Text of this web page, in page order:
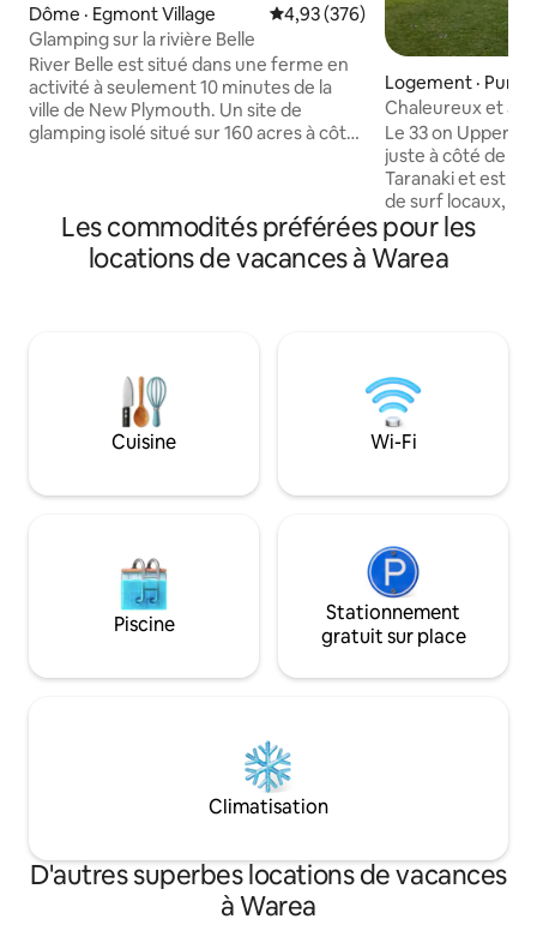
Dôme · Egmont Village Note moyenne de 4,93 sur 5,
4,93 (376)
Glamping sur la rivière Belle
River Belle est situé dans une ferme en
activité à seulement 10 minutes de la
ville de New Plymouth. Un site de
glamping isolé situé sur 160 acres à côté
d'agrément, offrant une charmante
cuisine et une salle de bain séparée. La
cabane dispose d'une baignoire
utilisons un système de toilettes sèches
et que nous ne pouvons pas accueillir
d'enfants ou d'animaux de compagnie*
Logement ·
Chaleureux et
Upper Pungarehu
Le 33 on Upper
juste à côté de la
Taranaki et est
de surf locaux,
sites culturels. Le marae et le village de
Parihaka sont
La ville la plus
Okato est à 10
20 minutes et la
Plymouth à 30 minutes. Le
de Maunga
Les commodités préférées pour les
locations de vacances à Warea
Cuisine Wi-Fi
Piscine
Stationnement
gratuit sur place
Climatisation
D'autres superbes locations de vacances
à Warea